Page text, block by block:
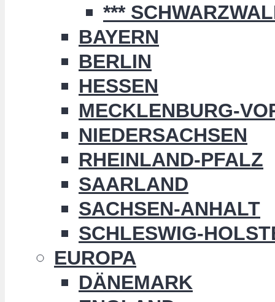
***
BAYERN
BERLIN
HESSEN
MECKLENBURG-
NIEDERSACHSEN
RHEINLAND-PFALZ
SAARLAND
SACHSEN-ANHALT
SCHLESWIG-
EUROPA
DÄNEMARK